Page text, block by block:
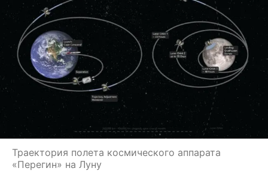
Траектория полета космического аппарата
«Перегин» на Луну